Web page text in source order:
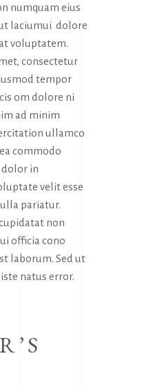
numquam eius
laciumui dolore
voluptatem.
consectetur
tempor
om dolore ni
ad minim
ullamco
commodo
dolor in
velit esse
pariatur.
non
officia cono
laborum. Sed ut
natus error.